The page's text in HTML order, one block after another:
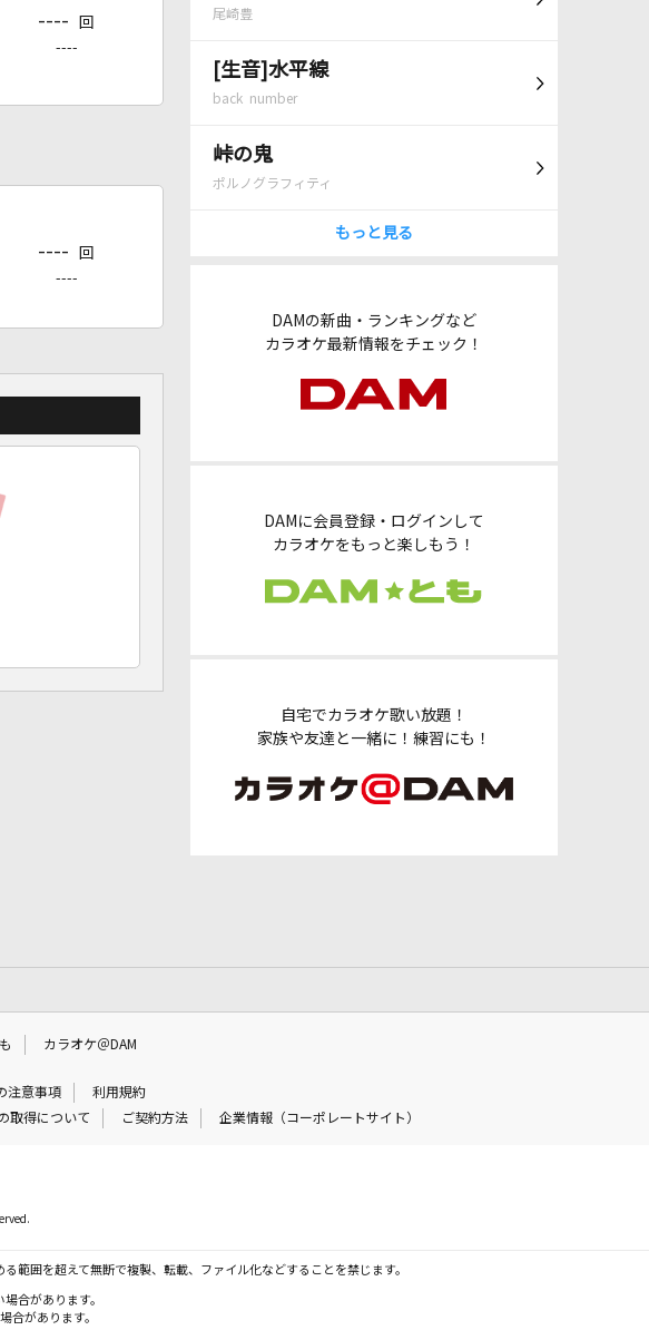
尾崎豊
[生音]水平線
back number
峠の鬼
ポルノグラフィティ
もっと見る
DAMの新曲・ランキングなど
カラオケ最新情報をチェック！
DAMに会員登録・ログインして
カラオケをもっと楽しもう！
自宅でカラオケ歌い放題！
家族や友達と一緒に！練習にも！
---- 回
----
---- 回
----
カラオケ＠DAM
注意事項
利用規約
取得について ご契約方法 企業情報（コーポレートサイト）
範囲を超えて無断で複製、転載、ファイル化などすることを禁じます。
合があります。
合があります。